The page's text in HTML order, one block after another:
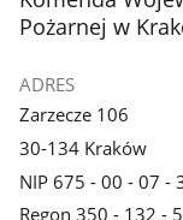
Pożarnej w
ADRES
Zarzecze 106
30-134 Kraków
NIP 675 - 00 - 07 -
Regon 350 - 132 -